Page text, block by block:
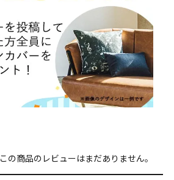
この商品のレビューはまだありません。